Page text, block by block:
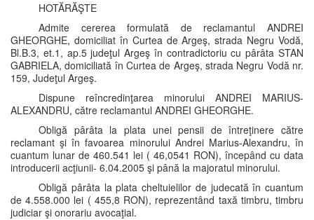
HOTĂRĂŞTE
Admite cererea formulată de reclamantul ANDREI
GHEORGHE, domiciliat în Curtea de Argeş, strada Negru Vodă,
Bl.B.3, et.1, ap.5 judeţul Argeş în contradictoriu cu pârâta STAN
GABRIELA, domiciliată în Curtea de Argeş, strada Negru Vodă nr.
159, Judeţul Argeş.
Dispune reîncredinţarea minorului ANDREI MARIUS-
ALEXANDRU, către reclamantul ANDREI GHEORGHE.
Obligă pârâta la plata unei pensii de întreţinere către
reclamant şi în favoarea minorului Andrei Marius-Alexandru, în
cuantum lunar de 460.541 lei ( 46,0541 RON), începând cu data
introducerii acţiunii- 6.04.2005 şi până la majoratul minorului.
Obligă pârâta la plata cheltuielilor de judecată în cuantum
de 4.558.000 lei ( 455,8 RON), reprezentând taxă timbru, timbru
judiciar şi onorariu avocaţial.